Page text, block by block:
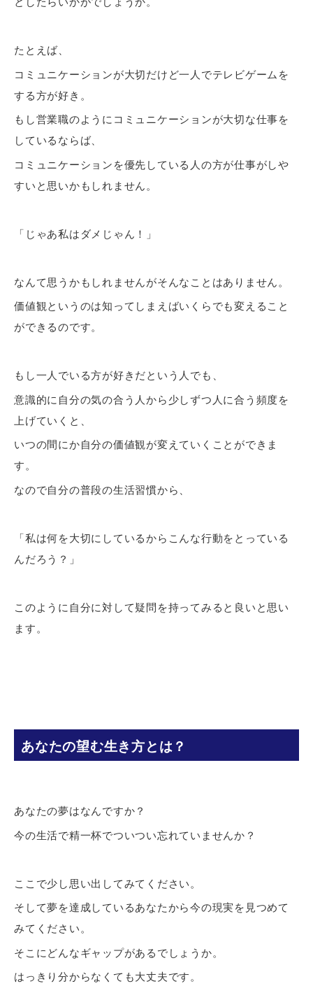
たとえば、
コミュニケーションが大切だけど一人でテレビゲームを
する方が好き。
もし営業職のようにコミュニケーションが大切な仕事を
しているならば、
コミュニケーションを優先している人の方が仕事がしや
すいと思いかもしれません。
「じゃあ私はダメじゃん！」
なんて思うかもしれませんがそんなことはありません。
価値観というのは知ってしまえばいくらでも変えること
ができるのです。
もし一人でいる方が好きだという人でも、
意識的に自分の気の合う人から少しずつ人に合う頻度を
上げていくと、
いつの間にか自分の価値観が変えていくことができま
す。
なので自分の普段の生活習慣から、
「私は何を大切にしているからこんな行動をとっている
んだろう？」
このように自分に対して疑問を持ってみると良いと思い
ます。
あなたの望む生き方とは？
あなたの夢はなんですか？
今の生活で精一杯でついつい忘れていませんか？
ここで少し思い出してみてください。
そして夢を達成しているあなたから今の現実を見つめて
みてください。
そこにどんなギャップがあるでしょうか。
はっきり分からなくても大丈夫です。